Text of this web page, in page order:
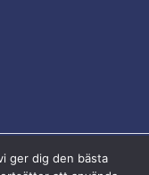
ger dig den bästa